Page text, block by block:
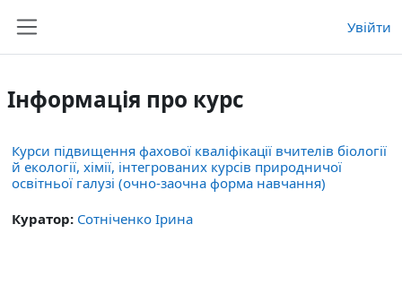
Увійти
Інформація про курс
Курси підвищення фахової кваліфікації вчителів біології
й екології, хімії, інтегрованих курсів природничої
освітньої галузі (очно-заочна форма навчання)
Куратор: Сотніченко Ірина